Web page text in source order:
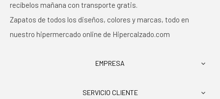
recíbelos mañana con transporte gratis.
Zapatos de todos los diseños, colores y marcas, todo en
nuestro hipermercado online de Hipercalzado.com
EMPRESA 
SERVICIO CLIENTE 